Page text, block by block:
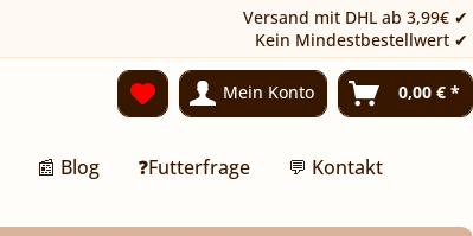
Versand mit DHL ab 3,99€ ✔
Kein Mindestbestellwert ✔
Mein Konto 0,00 € *
📰 Blog ❓Futterfrage 💬 Kontakt